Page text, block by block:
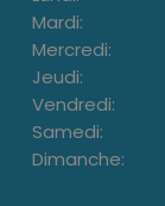
Mardi:
Mercredi:
Jeudi:
Vendredi:
Samedi:
Dimanche: